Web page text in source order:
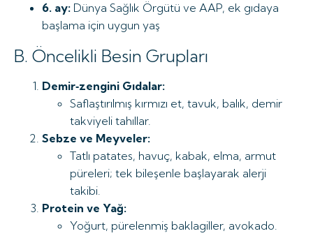
6. ay: Dünya Sağlık Örgütü ve AAP, ek gıdaya
başlama için uygun yaş
B. Öncelikli Besin Grupları
Demir‑zengini Gıdalar:
Saflaştırılmış kırmızı et, tavuk, balık, demir
takviyeli tahıllar.
Sebze ve Meyveler:
Tatlı patates, havuç, kabak, elma, armut
püreleri; tek bileşenle başlayarak alerji
takibi.
Protein ve Yağ:
Yoğurt, pürelenmiş baklagiller, avokado.